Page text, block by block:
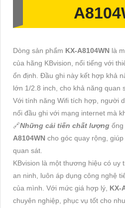
Dòng sản phẩm KX-A8104WN là
của hãng KBvision, nổi tiếng với
ổn định. Đầu ghi này kết hợp khả
lớn 1/2.8 inch, cho khả năng quan
Với tính năng Wifi tích hợp, người
nối đầu ghi với mạng internet mà
🔗Những cải tiến chất lượng ống
A8104WN cho góc quay rộng,
quan sát.
KBvision là một thương hiệu có uy
an ninh, luôn áp dụng công nghệ
của mình. Với mức giá hợp lý, KX-
chuyên nghiệp, phục vụ tốt cho